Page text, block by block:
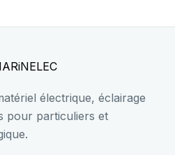
électrique, éclairage
pour particuliers et